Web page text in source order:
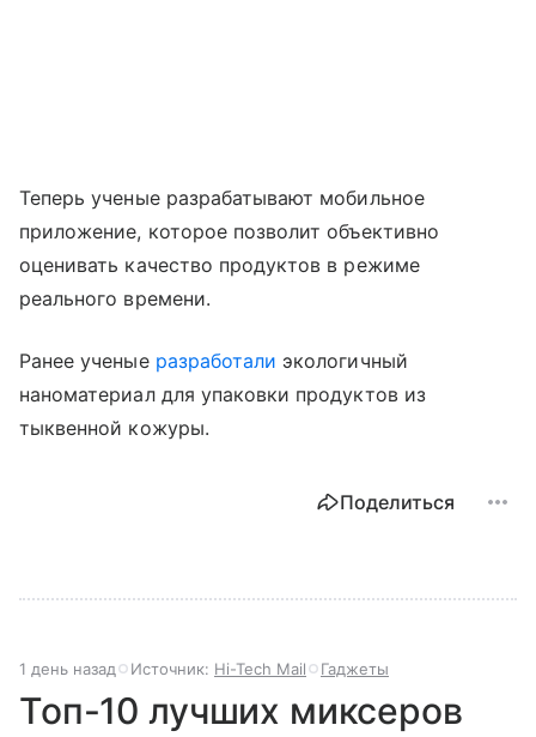
Теперь ученые разрабатывают мобильное
приложение, которое позволит объективно
оценивать качество продуктов в режиме
реального времени.
Ранее ученые разработали экологичный
наноматериал для упаковки продуктов из
тыквенной кожуры.
Поделиться
1 день назад Источник: Hi-Tech Mail Гаджеты
Топ-10 лучших миксеров